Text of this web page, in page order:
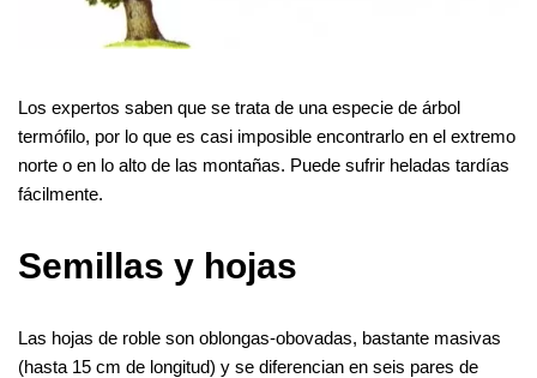
Los expertos saben que se trata de una especie de árbol
termófilo, por lo que es casi imposible encontrarlo en el extremo
norte o en lo alto de las montañas. Puede sufrir heladas tardías
fácilmente.
Semillas y hojas
Las hojas de roble son oblongas-obovadas, bastante masivas
(hasta 15 cm de longitud) y se diferencian en seis pares de